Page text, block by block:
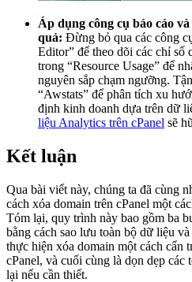
Áp dụng công cụ báo cáo
quả: Đừng bỏ qua các công
Editor” để theo dõi các chỉ số
trong “Resource Usage” để
nguyên sắp chạm ngưỡng.
“Awstats” để phân tích xu
định kinh doanh dựa trên dữ
liệu Analytics trên cPanel sẽ
Kết luận
Qua bài viết này, chúng ta đã cùng
cách xóa domain trên cPanel một
Tóm lại, quy trình này bao gồm ba
bằng cách sao lưu toàn bộ dữ liệu
thực hiện xóa domain một cách cẩn
cPanel, và cuối cùng là dọn dẹp các
lại nếu cần thiết.